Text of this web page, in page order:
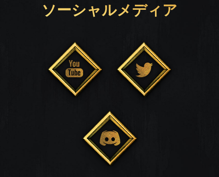
ソーシャルメディア